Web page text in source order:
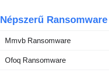
Népszerű Ransomware
Mmvb Ransomware
Ofoq Ransomware